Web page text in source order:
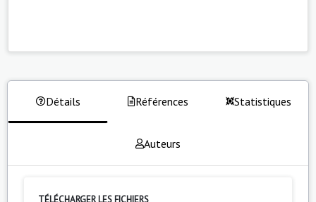
Détails Références Statistiques
Auteurs
TÉLÉCHARGER LES FICHIERS